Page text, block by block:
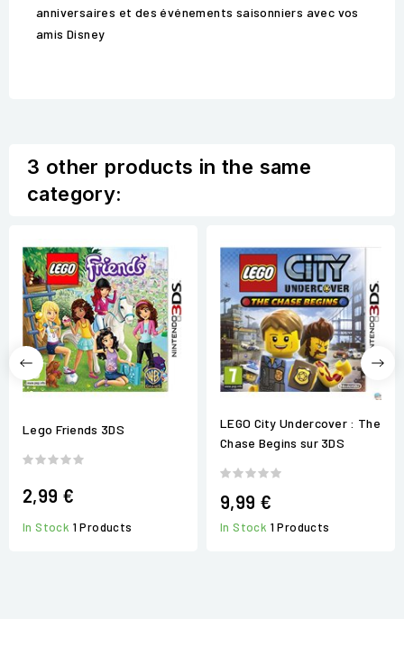
anniversaires et des événements saisonniers avec vos
amis Disney
3 other products in the same
category:
Lego Friends 3DS
2,99 €
In Stock 1 Products
LEGO City Undercover : The
Chase Begins sur 3DS
9,99 €
In Stock 1 Products